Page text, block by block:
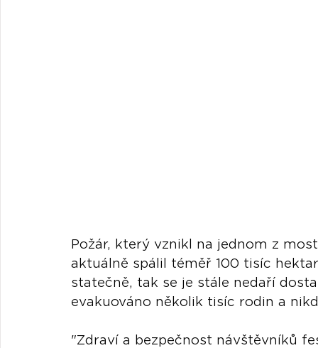
Požár, který vznikl na jednom z
aktuálně spálil téměř 100 tisíc
statečně, tak se je stále nedaří
evakuováno několik tisíc rodin a
"Zdraví a bezpečnost návštěvníků